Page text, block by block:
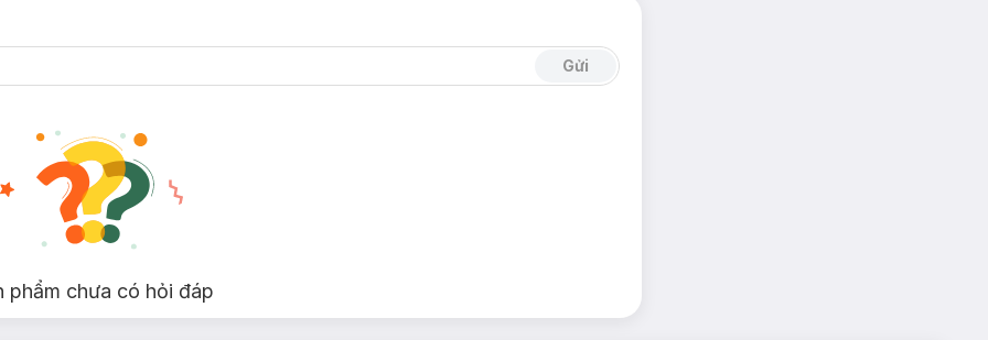
Gửi
phẩm chưa có hỏi đáp